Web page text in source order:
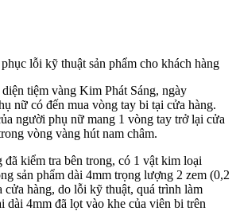
lỗi kỹ thuật sản phẩm cho khách hàng
tiệm vàng Kim Phát Sáng, ngày
nữ có đến mua vòng tay bi tại cửa hàng.
người phụ nữ mang 1 vòng tay trở lại cửa
vòng vàng hút nam châm.
đã kiểm tra bên trong, có 1 vật kim loại
sản phẩm dài 4mm trọng lượng 2 zem (0,2
hàng, do lỗi kỹ thuật, quá trình làm
dài 4mm đã lọt vào khe của viên bi trên